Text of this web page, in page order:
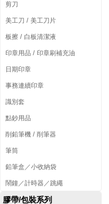
剪刀
美工刀 / 美工刀片
板擦 / 白板清潔液
印章用品 / 印章刷補充油
日期印章
事務連續印章
識別套
點鈔用品
削鉛筆機 / 削筆器
筆筒
鉛筆盒／小收納袋
鬧鐘／計時器／跳繩
膠帶/包裝系列